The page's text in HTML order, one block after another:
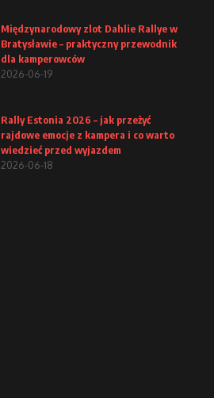
Międzynarodowy zlot Dahlie Rallye w
Bratysławie – praktyczny przewodnik
dla kamperowców
2026-06-19
Rally Estonia 2026 – jak przeżyć
rajdowe emocje z kampera i co warto
wiedzieć przed wyjazdem
2026-06-18